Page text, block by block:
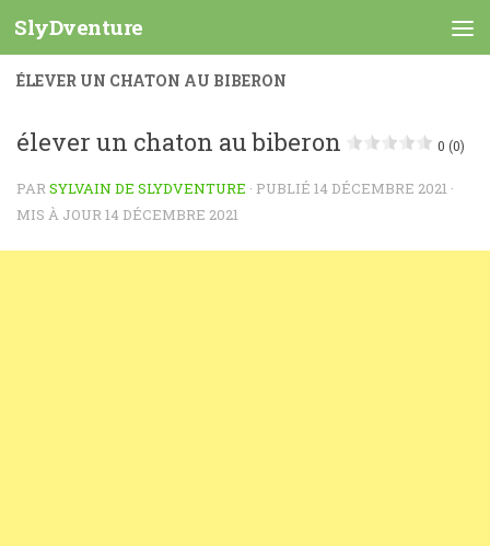
Skip to content
SlyDventure
ÉLEVER UN CHATON AU BIBERON
élever un chaton au biberon 0 (0)
PARSYLVAIN DE SLYDVENTURE · PUBLIÉ 14 DÉCEMBRE 2021 ·
MIS À JOUR14 DÉCEMBRE 2021